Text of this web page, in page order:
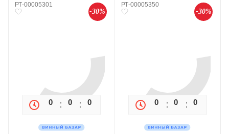
РТ-00005301
-30%
0 0 0
РТ-00005350
-30%
0 0 0